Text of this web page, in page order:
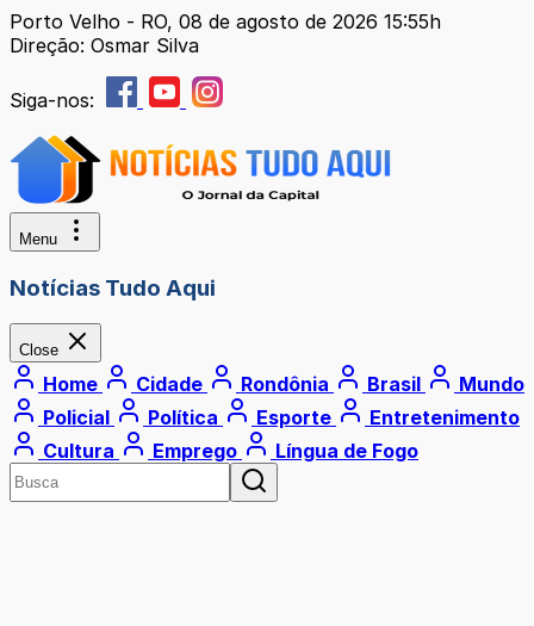
Porto Velho - RO, 08 de agosto de 2026 15:55h
Direção: Osmar Silva
Siga-nos:
Menu
Notícias Tudo Aqui
Close
Home Cidade Rondônia Brasil
Mundo
Policial
Política Esporte
Entretenimento
Cultura
Emprego Língua de Fogo